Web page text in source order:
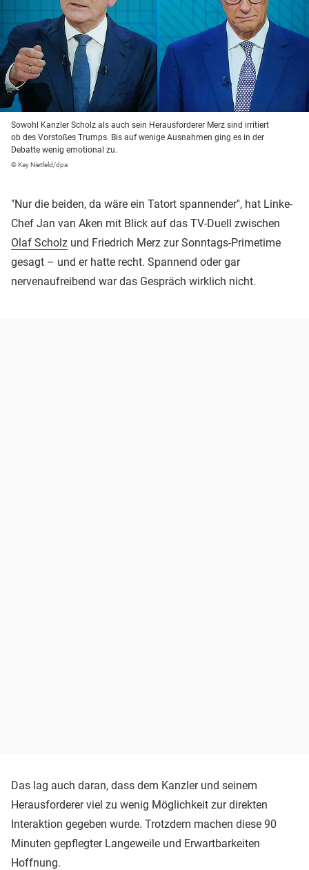
Sowohl Kanzler Scholz als auch sein Herausforderer Merz sind irritiert
ob des Vorstoßes Trumps. Bis auf wenige Ausnahmen ging es in der
Debatte wenig emotional zu.
© Kay Nietfeld/dpa
"Nur die beiden, da wäre ein Tatort spannender", hat Linke-
Chef Jan van Aken mit Blick auf das TV-Duell zwischen
Olaf Scholz und Friedrich Merz zur Sonntags-Primetime
gesagt – und er hatte recht. Spannend oder gar
nervenaufreibend war das Gespräch wirklich nicht.
Das lag auch daran, dass dem Kanzler und seinem
Herausforderer viel zu wenig Möglichkeit zur direkten
Interaktion gegeben wurde. Trotzdem machen diese 90
Minuten gepflegter Langeweile und Erwartbarkeiten
Hoffnung.